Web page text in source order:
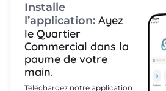
Installe
l’application: Ayez
le Quartier
Commercial dans la
paume de votre
main.
Téléchargez notre application